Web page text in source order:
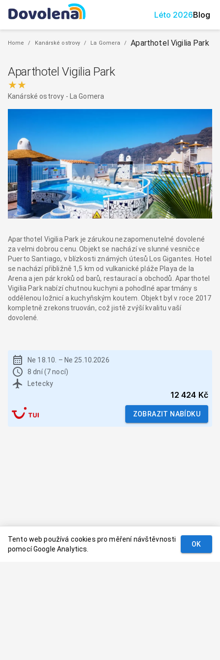
Léto 2026Blog
Home / Kanárské ostrovy / La Gomera / Aparthotel Vigilia Park
Aparthotel Vigilia Park
★★
Kanárské ostrovy - La Gomera
Aparthotel Vigilia Park je zárukou nezapomenutelné dovolené
za velmi dobrou cenu. Objekt se nachází ve slunné vesničce
Puerto Santiago, v blízkosti známých útesů Los Gigantes. Hotel
se nachází přibližně 1,5 km od vulkanické pláže Playa de la
Arena a jen pár kroků od barů, restaurací a obchodů. Aparthotel
Vigilia Park nabízí chutnou kuchyni a pohodlné apartmány s
oddělenou ložnicí a kuchyňským koutem. Objekt byl v roce 2017
kompletně zrekonstruován, což jistě zvýší kvalitu vaší
dovolené.
Ne 18.10. – Ne 25.10.2026
8 dní (7 nocí)
Letecky
12 424 Kč
ZOBRAZIT NABÍDKU
Tento web používá cookies pro měření návštěvnosti
pomocí Google Analytics.
OK